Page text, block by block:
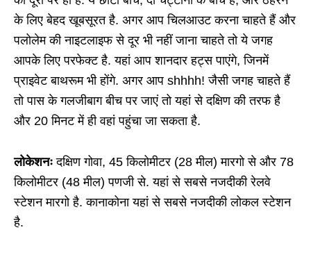
के लिए बेहद खूबसूरत है. अगर आप चिलआउट करना चाहते हैं और
पलोलेम की नाइटलाइफ से दूर भी नहीं जाना चाहते तो ये जगह
आपके लिए परफेक्ट है. यहां आप शानदार हट्स पाएंगे, जिनमें
प्राइवेट बाथरूम भी होंगे. अगर आप shhhh! जैसी जगह चाहते हैं
तो पास के गलजीबाग बीच पर जाएं तो यहां से दक्षिण की तरफ है
और 20 मिनट में ही वहां पहुंचा जा सकता है.
लोकेशनः दक्षिण गोवा, 45 किलोमीटर (28 मील) मारगो से और 78
किलोमीटर (48 मील) पणजी से. यहां से सबसे नजदीकी रेलवे
स्टेशन मारगो है. कानाकोना यहां से सबसे नजदीकी लोकल स्टेशन
है.